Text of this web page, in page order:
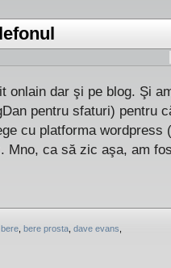
onlain dar şi pe blog. Şi
pentru sfaturi) pentru
cu platforma wordpress
Mno, ca să zic aşa, am
bere bere prosta dave evans